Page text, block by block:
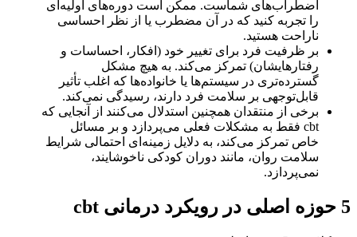
اضطراب‌های شماست. ممکن است دوره‌های اولیه‌ای
را تجربه کنید که در آن مضطرب یا از نظر احساسی
ناراحت هستید.
بر ظرفیت فرد برای تغییر خود (افکار، احساسات و
رفتارهایشان) تمرکز می‌کند. به هیچ مشکل
گسترده‌تری در سیستم‌ها یا خانواده‌ها که اغلب تأثیر
قابل‌توجهی بر سلامت فرد دارند، رسیدگی نمی‌کند.
برخی از منتقدان همچنین استدلال می‌کنند از آنجایی که
cbt فقط به مشکلات فعلی می‌پردازد و بر مسائل
خاص تمرکز می‌کند، به دلایل زمینه‌ای احتمالی شرایط
سلامت روان، مانند دوران کودکی ناخوشایند،
نمی‌پردازد.
5 حوزه اصلی در رویکرد درمانی cbt